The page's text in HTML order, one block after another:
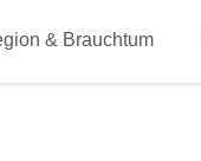
& Brauchtum